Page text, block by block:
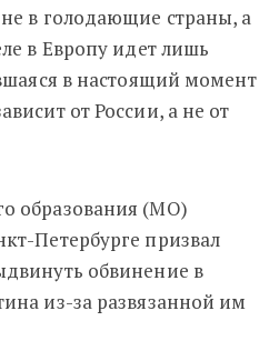
в голодающие страны, а
в Европу идет лишь
в настоящий момент
от России, а не от
образования (МО)
Петербурге призвал
обвинение в
из-за развязанной им